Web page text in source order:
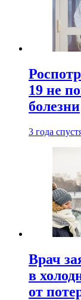
19 не
болезни
3 года
Врач
в
от